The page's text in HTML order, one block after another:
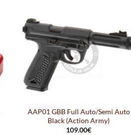
AAP01 GBB Full Auto/Semi Auto
Black (Action Army)
109.00€